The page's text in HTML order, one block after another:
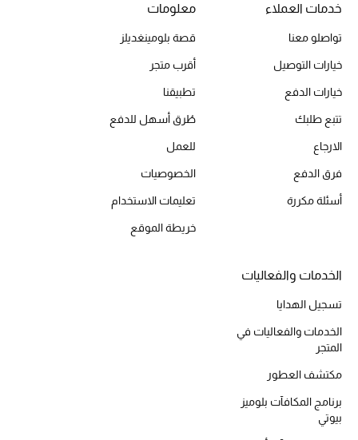
الأحذية الرجالية
أحذية للأطفال
أحذية مختارة
خصومات
جميع مستحضرات الجمال
الجديد في عالم الجمال
العطور
خدمات العملاء
تواصلو معنا
خيارات التوصيل
خيارات الدفع
تتبع طلبك
الارجاع
فرق الدفع
أسئلة مكررة
معلومات
قصة بلومينغديلز
أقرب متجر
تطبيقنا
طُرق أسهل للدفع
للعمل
الخصوصيات
تعليمات الاستخدام
خريطة الموقع
الخدمات والفعاليات
تسجيل الهدايا
الخدمات والفعاليات في
المتجر
مكتشف العطور
برنامج المكافآت بلوميز
بيوتي